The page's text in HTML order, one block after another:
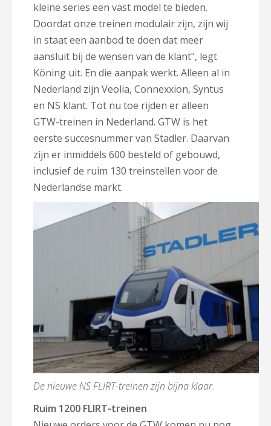
kleine series een vast model te bieden.
Doordat onze treinen modulair zijn, zijn wij
in staat een aanbod te doen dat meer
aansluit bij de wensen van de klant", legt
Köning uit. En die aanpak werkt. Alleen al in
Nederland zijn Veolia, Connexxion, Syntus
en NS klant. Tot nu toe rijden er alleen
GTW-treinen in Nederland. GTW is het
eerste succesnummer van Stadler. Daarvan
zijn er inmiddels 600 besteld of gebouwd,
inclusief de ruim 130 treinstellen voor de
Nederlandse markt.
De nieuwe NS FLIRT-treinen zijn bijna klaar.
Ruim 1200 FLIRT-treinen